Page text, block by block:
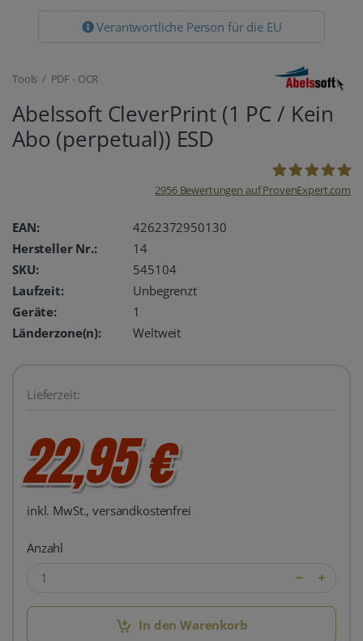
Verantwortliche Person für die EU
Tools / PDF - OCR
Abelssoft CleverPrint (1 PC / Kein
Abo (perpetual)) ESD
2956Bewertungen auf ProvenExpert.com
EAN:
4262372950130
Hersteller Nr.:
14
SKU:
545104
Laufzeit:
Unbegrenzt
Geräte:
1
Länderzone(n):
Weltweit
Lieferzeit:
22,95 €
inkl. MwSt., versandkostenfrei
Anzahl
In den Warenkorb